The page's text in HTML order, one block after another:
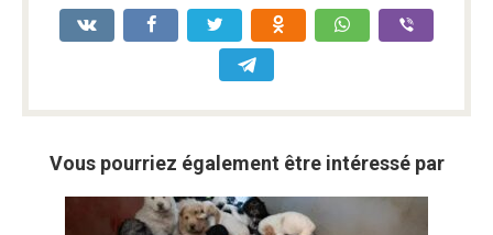
Vous pourriez également être intéressé par